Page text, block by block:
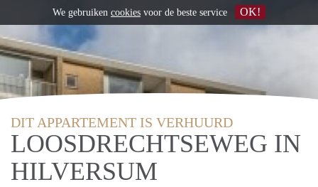
DIT APPARTEMENT IS VERHUURD
LOOSDRECHTSEWEG IN
HILVERSUM
We gebruiken cookies voor de beste service OK!